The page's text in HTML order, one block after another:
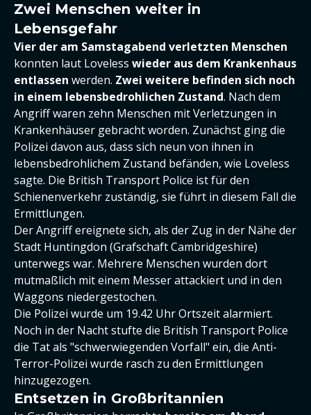
Zwei Menschen weiter in
Lebensgefahr
Vier der am Samstagabend verletzten Menschen
konnten laut Loveless wieder aus dem Krankenhaus
entlassen werden. Zwei weitere befinden sich noch
in einem lebensbedrohlichen Zustand. Nach dem
Angriff waren zehn Menschen mit Verletzungen in
Krankenhäuser gebracht worden. Zunächst ging die
Polizei davon aus, dass sich neun von ihnen in
lebensbedrohlichem Zustand befänden, wie Loveless
sagte. Die British Transport Police ist für den
Schienenverkehr zuständig, sie führt in diesem Fall die
Ermittlungen.
Der Angriff ereignete sich, als der Zug in der Nähe der
Stadt Huntingdon (Grafschaft Cambridgeshire)
unterwegs war. Mehrere Menschen wurden dort
mutmaßlich mit einem Messer attackiert und in den
Waggons niedergestochen.
Die Polizei wurde um 19.42 Uhr Ortszeit alarmiert.
Noch in der Nacht stufte die British Transport Police
die Tat als "schwerwiegenden Vorfall" ein, die Anti-
Terror-Polizei wurde rasch zu den Ermittlungen
hinzugezogen.
Entsetzen in Großbritannien